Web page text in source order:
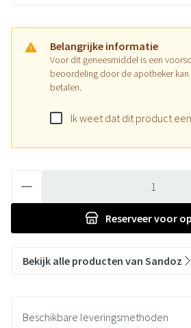
Belangrijke informatie
Voor dit geneesmiddel is een
beoordeling door de apotheker kan
betalen.
Ik weet dat dit product
Reserveervoor
Bekijk alle producten van Sandoz
Beschikbare leveringsmethoden